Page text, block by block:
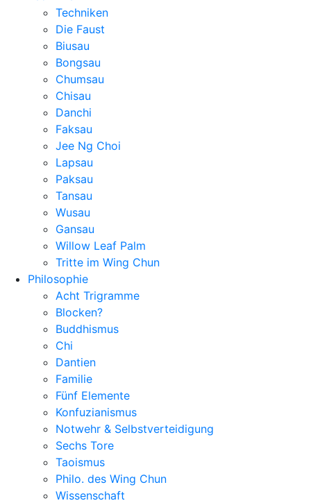
Techniken
Die Faust
Biusau
Bongsau
Chumsau
Chisau
Danchi
Faksau
Jee Ng Choi
Lapsau
Paksau
Tansau
Wusau
Gansau
Willow Leaf Palm
Tritte im Wing Chun
Philosophie
Acht Trigramme
Blocken?
Buddhismus
Chi
Dantien
Familie
Fünf Elemente
Konfuzianismus
Notwehr & Selbstverteidigung
Sechs Tore
Taoismus
Philo. des Wing Chun
Wissenschaft